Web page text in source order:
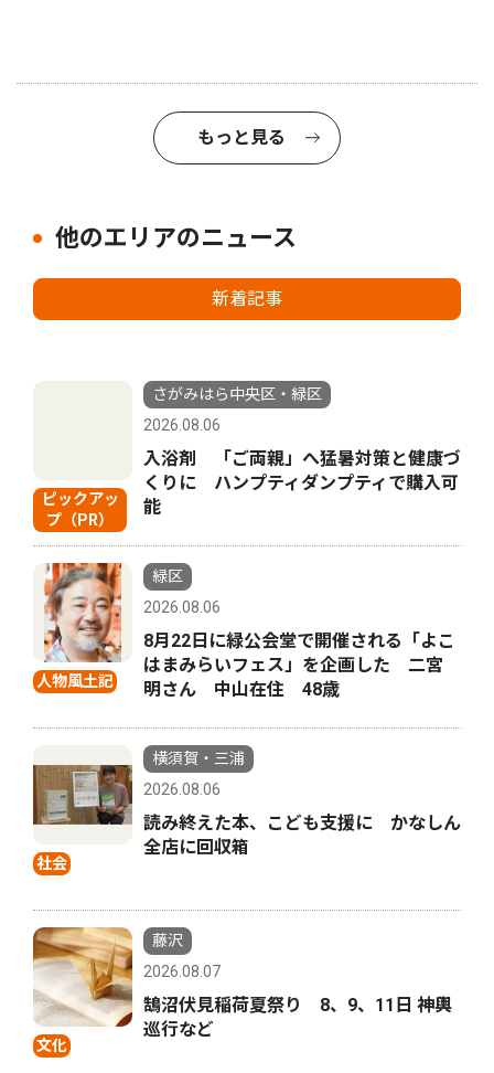
もっと見る
他のエリアのニュース
新着記事
ピックアッ
プ（PR）
さがみはら中央区・緑区
2026.08.06
入浴剤 「ご両親」へ猛暑対策と健康づ
くりに ハンプティダンプティで購入可
能
人物風土記
緑区
2026.08.06
8月22日に緑公会堂で開催される「よこ
はまみらいフェス」を企画した 二宮
明さん 中山在住 48歳
社会
横須賀・三浦
2026.08.06
読み終えた本、こども支援に かなしん
全店に回収箱
文化
藤沢
2026.08.07
鵠沼伏見稲荷夏祭り 8、9、11日 神輿
巡行など